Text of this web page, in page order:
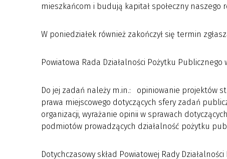
mieszkańcom i budują kapitał społeczny naszego
W poniedziałek również zakończył się termin
Powiatowa Rada Działalności Pożytku
Do jej zadań należy m.in.: opiniowanie projektów
prawa miejscowego dotyczących sfery zadań
organizacji, wyrażanie opinii w sprawach
podmiotów prowadzących działalność pożytku
Dotychczasowy skład Powiatowej Rady